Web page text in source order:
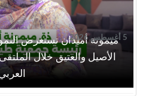
ميمونة أميدان تستعرض
الأصيل والعتيق خلال
5 أغسطس 2026